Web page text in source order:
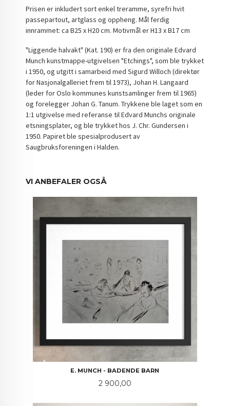
Prisen er inkludert sort enkel treramme, syrefri hvit
passepartout, artglass og oppheng. Mål ferdig
innrammet: ca B25 x H20 cm. Motivmål er H13 x B17 cm
"Liggende halvakt" (Kat. 190) er fra den originale Edvard
Munch kunstmappe-utgivelsen "Etchings", som ble trykket
i 1950, og utgitt i samarbeid med Sigurd Willoch (direktør
for Nasjonalgalleriet frem til 1973), Johan H. Langaard
(leder for Oslo kommunes kunstsamlinger frem til 1965)
og forelegger Johan G. Tanum. Trykkene ble laget som en
1:1 utgivelse med referanse til Edvard Munchs originale
etsningsplater, og ble trykket hos J. Chr. Gundersen i
1950. Papiret ble spesialprodusert av
Saugbruksforeningen i Halden.
VI ANBEFALER OGSÅ
E. MUNCH - BADENDE BARN
Pris
2 900,00